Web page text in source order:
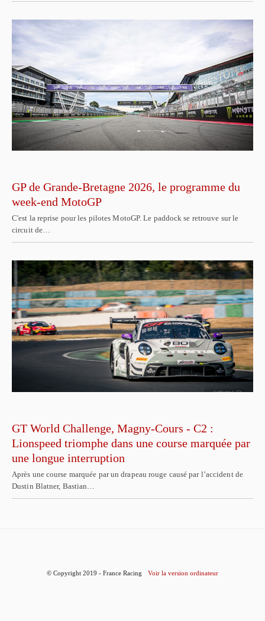
GP de Grande-Bretagne 2026, le programme du
week-end MotoGP
C'est la reprise pour les pilotes MotoGP. Le paddock se retrouve sur le
circuit de…
GT World Challenge, Magny-Cours - C2 :
Lionspeed triomphe dans une course marquée par
une longue interruption
Après une course marquée par un drapeau rouge causé par l’accident de
Dustin Blatner, Bastian…
© Copyright 2019 - France Racing Voir la version ordinateur